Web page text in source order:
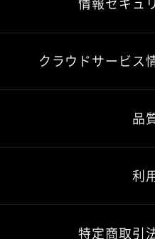
情報セキュ
クラウドサービス
品
利
特定商取引